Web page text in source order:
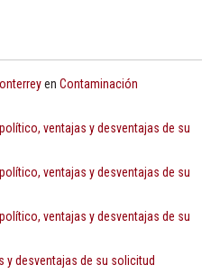
en Contaminación
ventajas y desventajas de su
ventajas y desventajas de su
ventajas y desventajas de su
y desventajas de su solicitud